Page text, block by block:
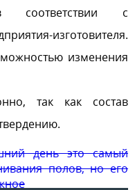
с
изготовителя.
изменения
так как состав